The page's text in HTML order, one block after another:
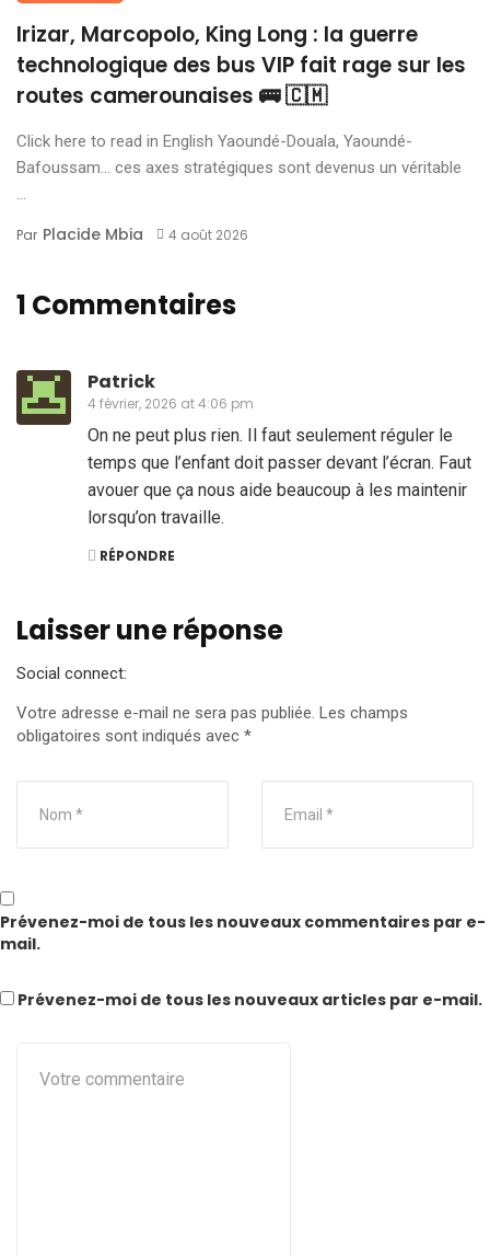
Irizar, Marcopolo, King Long : la guerre
technologique des bus VIP fait rage sur les
routes camerounaises 🚌 🇨🇲
Click here to read in English Yaoundé-Douala, Yaoundé-
Bafoussam… ces axes stratégiques sont devenus un véritable
Par Placide Mbia 4 août 2026
1 Commentaires
Patrick
4 février, 2026 at 4:06 pm
On ne peut plus rien. Il faut seulement réguler le
temps que l’enfant doit passer devant l’écran. Faut
avouer que ça nous aide beaucoup à les maintenir
lorsqu’on travaille.
RÉPONDRE
Laisser une réponse
Social connect:
Votre adresse e-mail ne sera pas publiée. Les champs
obligatoires sont indiqués avec *
Prévenez-moi de tous les nouveaux commentaires par e-
mail.
Prévenez-moi de tous les nouveaux articles par e-mail.